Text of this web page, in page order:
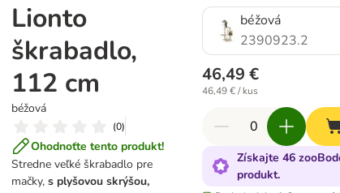
Lionto
škrabadlo,
112 cm
béžová
(0)
Ohodnoťte tento produkt!
Stredne veľké škrabadlo pre
mačky,s plyšovou skrýšou,
béžová
2390923.2
46,49 €
46,49 € / kus
Získajte 46
produkt.